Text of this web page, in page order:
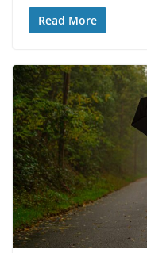
Read More